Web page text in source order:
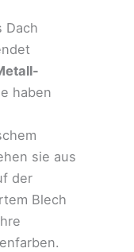
Dach
haben
sie aus
der
Blech